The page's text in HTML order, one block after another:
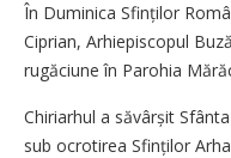
În Duminica Sfinților
Ciprian, Arhiepiscopul
rugăciune în Parohia
Chiriarhul a săvârșit
sub ocrotirea Sfinților